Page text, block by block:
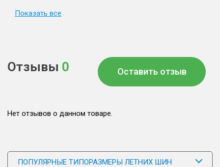
Показать все
Отзывы 0 Оставить отзыв
Нет отзывов о данном товаре.
ПОПУЛЯРНЫЕ ТИПОРАЗМЕРЫ ЛЕТНИХ ШИН